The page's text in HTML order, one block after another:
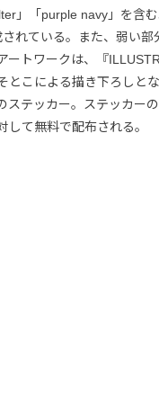
」「purple navy」を含
れている。また、弱い部
トワークは、『
とこによる描き下ろしと
ステッカー。ステッカー
て無料で配布される。